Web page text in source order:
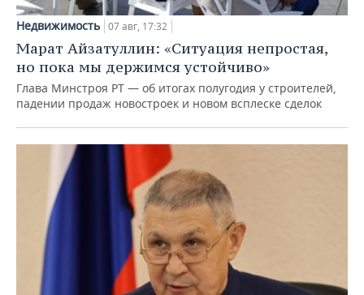
Недвижимость 07 авг, 17:32
Марат Айзатуллин: «Ситуация непростая,
но пока мы держимся устойчиво»
Глава Минстроя РТ — об итогах полугодия у строителей,
падении продаж новостроек и новом всплеске сделок